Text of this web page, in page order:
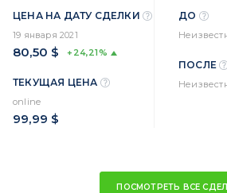
ЦЕНА НА ДАТУ СДЕЛКИ
19 января 2021
80,50 $ +24,21%
ТЕКУЩАЯ ЦЕНА
online
99,99 $
ДО
ПОСЛЕ
ПОСМОТРЕТЬ ВСЕ